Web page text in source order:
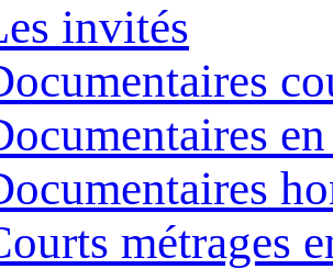
invités
métrages